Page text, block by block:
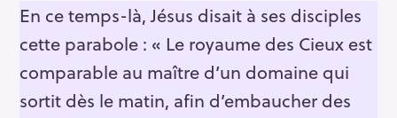
En ce temps-là, Jésus disait à ses disciples
cette parabole : « Le royaume des Cieux est
comparable au maître d’un domaine qui
sortit dès le matin, afin d’embaucher des